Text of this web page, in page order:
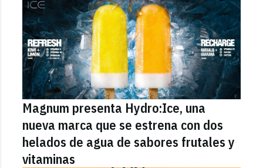
Magnum presenta Hydro:Ice, una
nueva marca que se estrena con dos
helados de agua de sabores frutales y
vitaminas